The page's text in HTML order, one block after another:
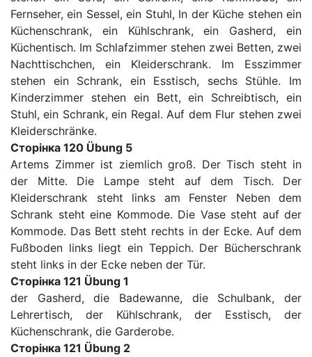
Fernseher, ein Sessel, ein Stuhl, In der Küche stehen ein
Küchenschrank, ein Kühlschrank, ein Gasherd, ein
Küchentisch. Im Schlafzimmer stehen zwei Betten, zwei
Nachttischchen, ein Kleiderschrank. Im Esszimmer
stehen ein Schrank, ein Esstisch, sechs Stühle. Im
Kinderzimmer stehen ein Bett, ein Schreibtisch, ein
Stuhl, ein Schrank, ein Regal. Auf dem Flur stehen zwei
Kleiderschränke.
Сторінка 120 Übung 5
Artems Zimmer ist ziemlich groß. Der Tisch steht in
der Mitte. Die Lampe steht auf dem Tisch. Der
Kleiderschrank steht links am Fenster Neben dem
Schrank steht eine Kommode. Die Vase steht auf der
Kommode. Das Bett steht rechts in der Ecke. Auf dem
Fußboden links liegt ein Teppich. Der Bücherschrank
steht links in der Ecke neben der Tür.
Сторінка 121 Übung 1
der Gasherd, die Badewanne, die Schulbank, der
Lehrertisch, der Kühlschrank, der Esstisch, der
Küchenschrank, die Garderobe.
Сторінка 121 Übung 2